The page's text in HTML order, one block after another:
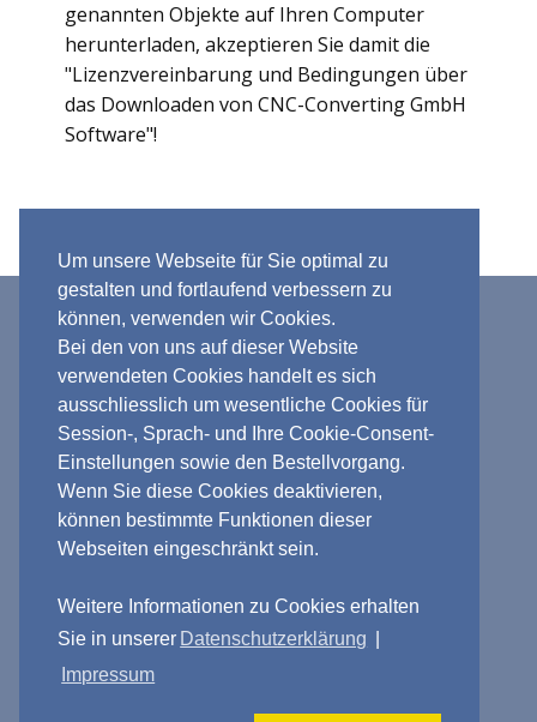
Um unsere Webseite für Sie optimal zu
gestalten und fortlaufend verbessern zu
können, verwenden wir Cookies.
Bei den von uns auf dieser Website
verwendeten Cookies handelt es sich
ausschliesslich um wesentliche Cookies für
Session-, Sprach- und Ihre Cookie-Consent-
Einstellungen sowie den Bestellvorgang.
Wenn Sie diese Cookies deaktivieren,
können bestimmte Funktionen dieser
Webseiten eingeschränkt sein.
Weitere Informationen zu Cookies erhalten
Sie in unserer Datenschutzerklärung
Impressum
genannten Objekte auf Ihren Computer
herunterladen, akzeptieren Sie damit die
"Lizenzvereinbarung und Bedingungen über
das Downloaden von CNC-Converting GmbH
Software"!
Verkauf nur an Unternehmer, Gewerbetreibende,
Freiberufler und öffentliche Institutionen. Kein
Verkauf an Verbraucher i.S.d. § 13 BGB.
*** Verkauf und Versand nur innerhalb
Deutschlands, EU und Schweiz ***
CNC-Converting GmbH · Ringstr. 1 ·
34270 Schauenburg · T. +49 (0) 162-
6101504 ·info@cnc-converting.de
Impressum|AGB|Datenschutz
Nutzungsbedingungen